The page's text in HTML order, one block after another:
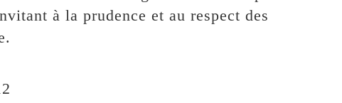
à la prudence et au respect des